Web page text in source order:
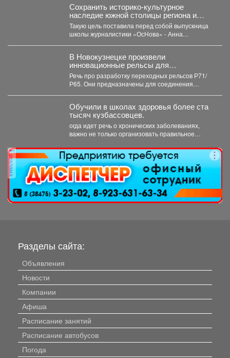
Сохранить историко-культурное
наследие южной столицы региона и
создать доступную среду.
Такую цель поставила перед собой выпускница
школы журналистики «ОсНова» - Анна
В Новокузнецке произвели
инновационные рельсы для
тяжеловесного движения
Речь про разработку переходных рельсов Р71/
Р65. Они предназначены для соединения
Обучили в школах здоровья более ста
тысяч кузбассовцев.
огда идет речь о хронических заболеваниях,
важно не только организовать правильное
реклама
Разделы сайта:
Объявления
Новости
Компании
Афиша
Расписание занятий
Расписание автобусов
Погода